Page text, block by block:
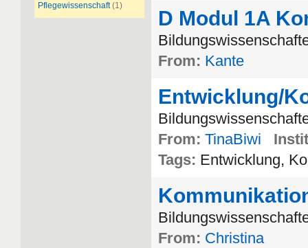
Pflegewissenschaft(1)
D Modul 1A
From: Kante
Entwicklung/
From: TinaBiwi
Tags: Entwicklung,
From: Christina